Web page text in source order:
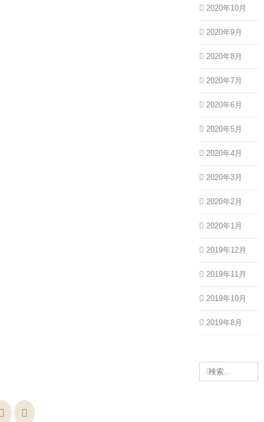
2020年10月
2020年9月
2020年8月
2020年7月
2020年6月
2020年5月
2020年4月
2020年3月
2020年2月
2020年1月
2019年12月
2019年11月
2019年10月
2019年8月
索